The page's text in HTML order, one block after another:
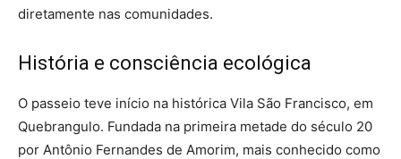
diretamente nas comunidades.
História e consciência ecológica
O passeio teve início na histórica Vila São Francisco, em
Quebrangulo. Fundada na primeira metade do século 20
por Antônio Fernandes de Amorim, mais conhecido como